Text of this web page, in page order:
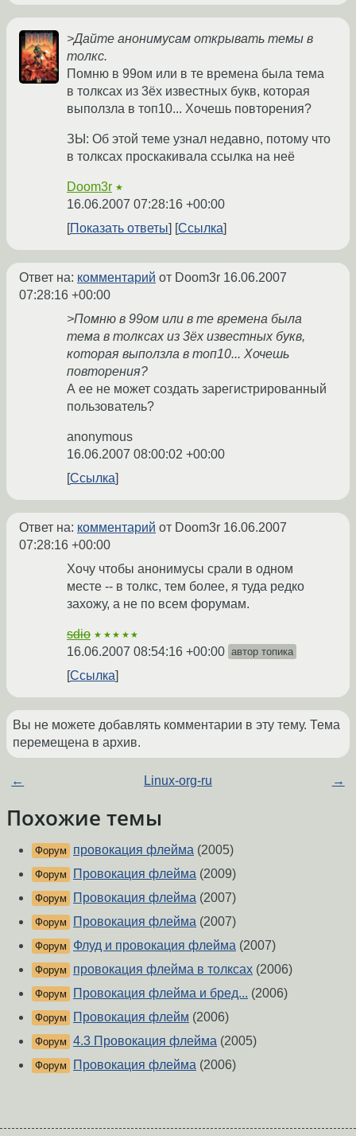
>Дайте анонимусам открывать темы в
толкс.
Помню в 99ом или в те времена была тема
в толксах из 3ёх известных букв, которая
выползла в топ10... Хочешь повторения?
ЗЫ: Об этой теме узнал недавно, потому что
в толксах проскакивала ссылка на неё
Doom3r ★
16.06.2007 07:28:16 +00:00
Показать ответы
Ссылка
Ответ на: комментарий от Doom3r 16.06.2007
07:28:16 +00:00
>Помню в 99ом или в те времена была
тема в толксах из 3ёх известных букв,
которая выползла в топ10... Хочешь
повторения?
А ее не может создать зарегистрированный
пользователь?
anonymous
16.06.2007 08:00:02 +00:00
Ссылка
Ответ на: комментарий от Doom3r 16.06.2007
07:28:16 +00:00
Хочу чтобы анонимусы срали в одном
месте -- в толкс, тем более, я туда редко
захожу, а не по всем форумам.
sdio ★★★★★
16.06.2007 08:54:16 +00:00 автор топика
Ссылка
Вы не можете добавлять комментарии в эту тему. Тема
перемещена в архив.
← Linux-org-ru →
Похожие темы
Форум провокация флейма (2005)
Форум Провокация флейма (2009)
Форум Провокация флейма (2007)
Форум Провокация флейма (2007)
Форум Флуд и провокация флейма (2007)
Форум провокация флейма в толксах (2006)
Форум Провокация флейма и бред... (2006)
Форум Провокация флейм (2006)
Форум 4.3 Провокация флейма (2005)
Форум Провокация флейма (2006)